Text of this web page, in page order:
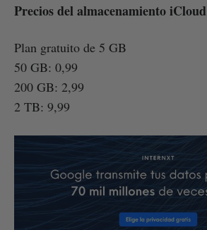
Precios del almacenamiento iCloud
Plan gratuito de 5 GB
50 GB: 0,99
200 GB: 2,99
2 TB: 9,99